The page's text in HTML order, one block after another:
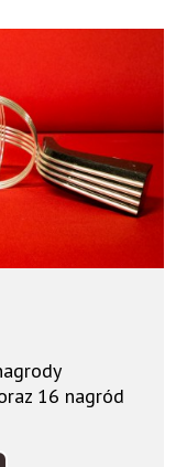
16 nagród